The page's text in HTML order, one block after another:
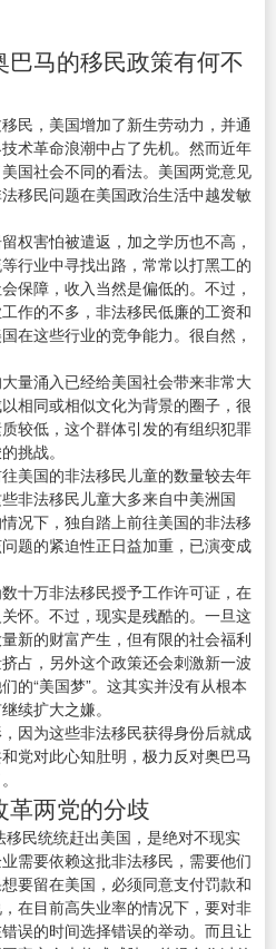
马的移民政策有何不
民，美国增加了新生劳动力，并通
术革命浪潮中占了先机。然而近年
国社会不同的看法。美国两党意见
移民问题在美国政治生活中越发敏
权害怕被遣返，加之学历也不高，
行业中寻找出路，常常以打黑工的
保障，收入当然是偏低的。不过，
作的不多，非法移民低廉的工资和
在这些行业的竞争能力。很自然，
量涌入已经给美国社会带来非常大
相同或相似文化为背景的圈子，很
较低，这个群体引发的有组织犯罪
挑战。
美国的非法移民儿童的数量较去年
非法移民儿童大多来自中美洲国
况下，独自踏上前往美国的非法移
题的紧迫性正日益加重，已演变成
十万非法移民授予工作许可证，在
怀。不过，现实是残酷的。一旦这
新的财富产生，但有限的社会福利
占，另外这个政策还会刺激新一波
的“美国梦”。这其实并没有从根本
续扩大之嫌。
因为这些非法移民获得身份后就成
党对此心知肚明，极力反对奥巴马
革两党的分歧
民统统赶出美国，是绝对不现实
需要依赖这批非法移民，需要他们
要留在美国，必须同意支付罚款和
在目前高失业率的情况下，要对非
误的时间选择错误的举动。而且让